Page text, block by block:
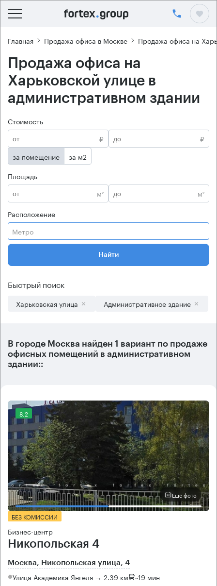
Главная Продажа офиса в Москве Продажа офиса на
Продажа офиса на
Харьковской улице в
административном здании
Стоимость
₽
₽
за помещение
за м2
Площадь
м²
м²
Расположение
Метро
Найти
Быстрый поиск
Харьковская улица Административное здание
В городе Москва найден 1 вариант по продаже
офисных помещений в административном
здании::
8.2
Еще фото
БЕЗ КОМИССИИ
Бизнес-центр
Никопольская 4
Москва, Никопольская улица, 4
Улица Академика Янгеля → 2.39 км ~19 мин